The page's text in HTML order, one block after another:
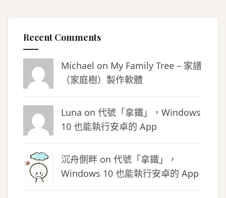
Recent Comments
Michael on My Family Tree – 家譜
（家庭樹）製作軟體
Luna on 代號「拿鐵」，Windows
10 也能執行安卓的 App
沉舟側畔 on 代號「拿鐵」，
Windows 10 也能執行安卓的 App